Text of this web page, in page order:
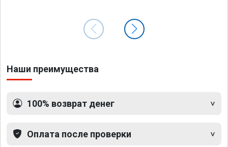
Наши преимущества
100% возврат денег
Оплата после проверки